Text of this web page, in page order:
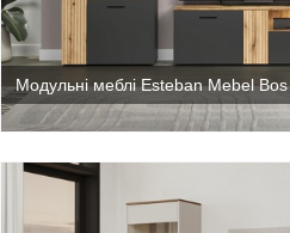
Модульні меблі Esteban Mebel Bos